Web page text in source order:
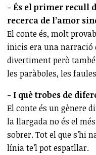
- És el primer recull
recerca de l’amor
El conte és, molt
inicis era una narració
divertiment però
les paràboles, les
- I què trobes de
El conte és un gènere
la llargada no és el
sobrer. Tot el que s’hi
línia te’l pot espatllar.